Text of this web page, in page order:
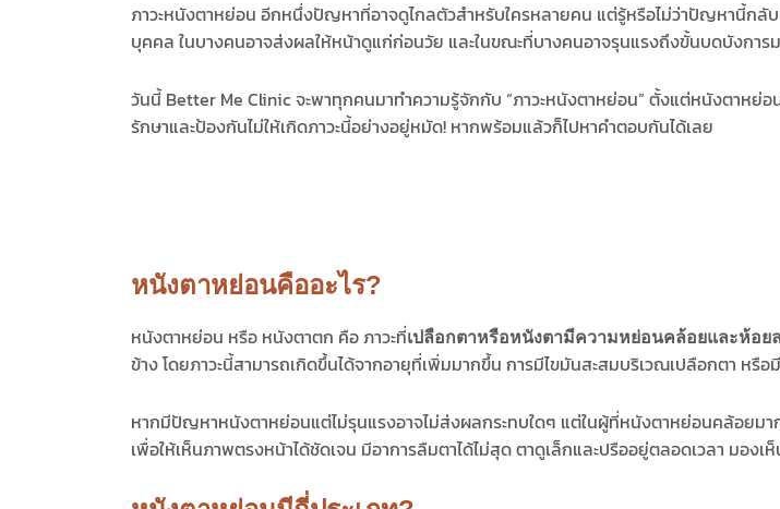
ภาวะหนังตาหย่อน อีกหนึ่งปัญหาที่อาจดูไกลตัวสำหรับใครหลายคน แต่รู้หรือไม่ว่าปัญหานี้ก
บุคคล ในบางคนอาจส่งผลให้หน้าดูแก่ก่อนวัย และในขณะที่บางคนอาจรุนแรงถึงขั้นบดบังการ
วันนี้ Better Me Clinic จะพาทุกคนมาทำความรู้จักกับ “ภาวะหนังตาหย่อน” ตั้งแต่หนังตาหย่อ
รักษาและป้องกันไม่ให้เกิดภาวะนี้อย่างอยู่หมัด! หากพร้อมแล้วก็ไปหาคำตอบกันได้เลย
หนังตาหย่อนคืออะไร?
หนังตาหย่อน หรือ หนังตาตก คือ ภาวะที่เปลือกตาหรือหนังตามีความหย่อนคล้อยและห้อย
ข้าง โดยภาวะนี้สามารถเกิดขึ้นได้จากอายุที่เพิ่มมากขึ้น การมีไขมันสะสมบริเวณเปลือกตา หรือ
หากมีปัญหาหนังตาหย่อนแต่ไม่รุนแรงอาจไม่ส่งผลกระทบใดๆ แต่ในผู้ที่หนังตาหย่อนคล้อยมา
เพื่อให้เห็นภาพตรงหน้าได้ชัดเจน มีอาการลืมตาได้ไม่สุด ตาดูเล็กและปรืออยู่ตลอดเวลา มอง